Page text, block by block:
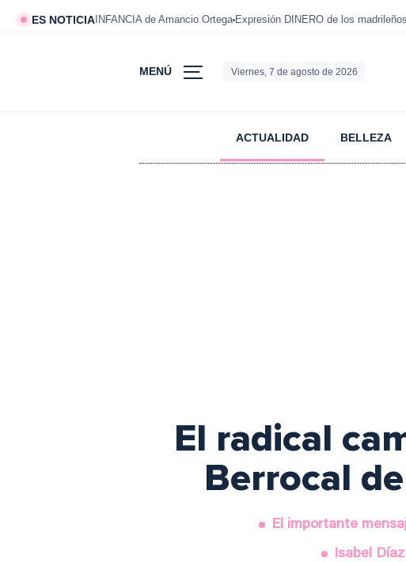
ES NOTICIA INFANCIA de Amancio Ortega Expresión DINERO de los madrileños
MENÚ Viernes, 7 de agosto de 2026
ACTUALIDAD BELLEZA
El radical
Berrocal
El importante
Isabel